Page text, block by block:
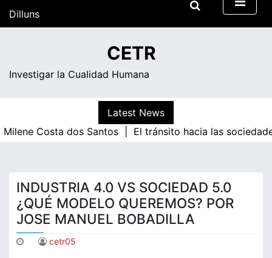
Dilluns
CETR
Investigar la Cualidad Humana
Latest News
Costa dos Santos |El tránsito hacia las sociedades
INDUSTRIA 4.0 VS SOCIEDAD 5.0
¿QUÉ MODELO QUEREMOS? POR
JOSE MANUEL BOBADILLA
cetr05